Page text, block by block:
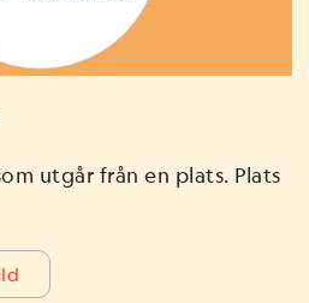
utgår från en plats. Plats